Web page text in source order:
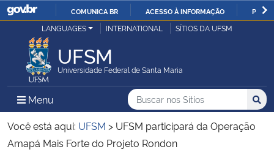
IR
COMUNICA BR ACESSO À INFORMAÇÃO
Ministério da Justiça e Segurança Pública
Ministério da Defesa
Ministério das Relações Exteriores
LANGUAGES INTERNATIONAL SÍTIOS DA UFSM
UFSM
Universidade Federal de Santa Maria
Menu Menu Principal do Sítio
Busca
Buscar no nos Sítios
Busca:
Você está aqui: UFSM > UFSM participará da Operação
Amapá Mais Forte do Projeto Rondon